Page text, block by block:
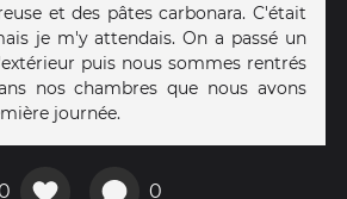
et des pâtes carbonara. C'était
je m'y attendais. On a passé un
puis nous sommes rentrés
nos chambres que nous avons
journée.
0